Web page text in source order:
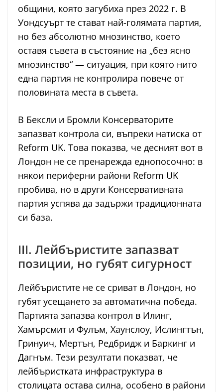
общини, която загубиха през 2022 г. В
Уондсуърт те стават най-голямата партия,
но без абсолютно мнозинство, което
оставя съвета в състояние на „без ясно
мнозинство“ — ситуация, при която нито
една партия не контролира повече от
половината места в съвета.
В Бексли и Бромли Консерваторите
запазват контрола си, въпреки натиска от
Reform UK. Това показва, че десният вот в
Лондон не се пренарежда еднопосочно: в
някои периферни райони Reform UK
пробива, но в други Консервативната
партия успява да задържи традиционната
си база.
III. Лейбъристите запазват
позиции, но губят сигурност
Лейбъристите не се сриват в Лондон, но
губят усещането за автоматична победа.
Партията запазва контрол в Илинг,
Хамърсмит и Фулъм, Хаунслоу, Ислингтън,
Гринуич, Мертън, Редбридж и Баркинг и
Дагнъм. Тези резултати показват, че
лейбъристката инфраструктура в
столицата остава силна, особено в райони